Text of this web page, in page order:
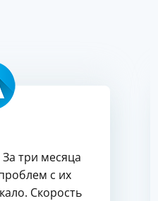
три месяца
с их
Скорость